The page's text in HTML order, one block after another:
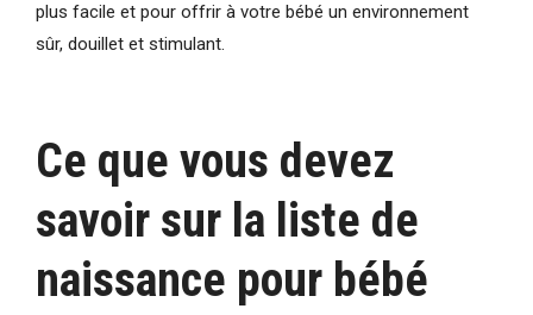
plus facile et pour offrir à votre bébé un environnement
sûr, douillet et stimulant.
Ce que vous devez
savoir sur la liste de
naissance pour bébé